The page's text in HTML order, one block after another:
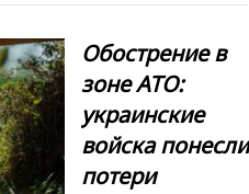
полиции, специалисты
взрывотехнической
управления и
Обострение в
зоне АТО:
украинские
войска понесли
потери